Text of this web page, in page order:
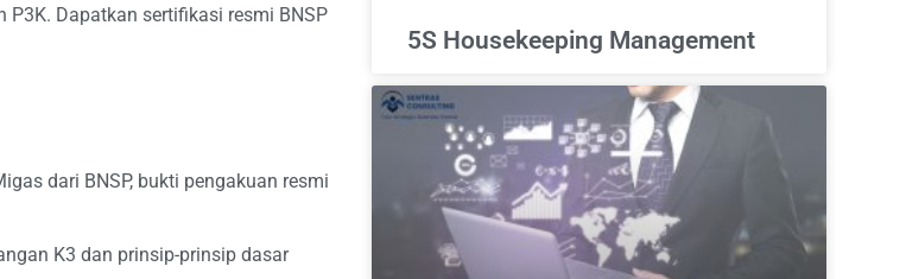
P3K. Dapatkan sertifikasi resmi BNSP
dari BNSP, bukti pengakuan resmi
K3 dan prinsip-prinsip dasar
5S Housekeeping Management